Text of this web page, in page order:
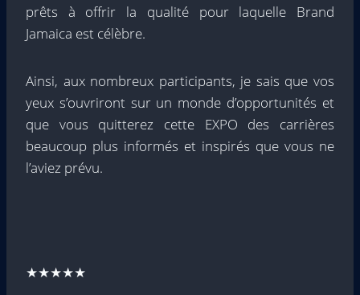
prêts à offrir la qualité pour laquelle Brand
Jamaica est célèbre.
Ainsi, aux nombreux participants, je sais que vos
yeux s’ouvriront sur un monde d’opportunités et
que vous quitterez cette EXPO des carrières
beaucoup plus informés et inspirés que vous ne
l’aviez prévu.
★★★★★